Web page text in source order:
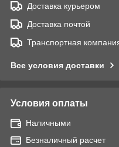
Доставка курьером
Доставка почтой
Транспортная
Все условия доставки
Условия оплаты
Наличными
Безналичный расчет